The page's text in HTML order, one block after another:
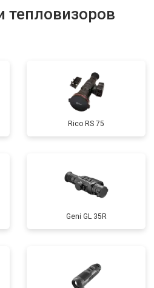
тепловизоров
Rico RS 75
Geni GL 35R